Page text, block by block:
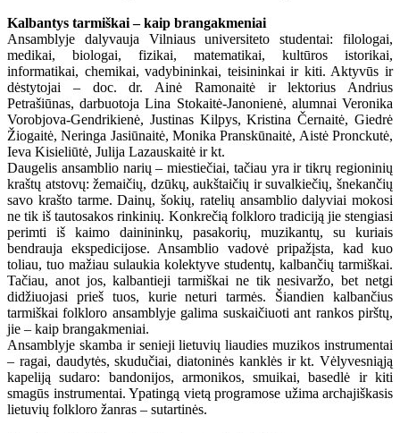
Kalbantys tarmiškai – kaip brangakmeniai
Ansamblyje dalyvauja Vilniaus universiteto studentai: filologai,
medikai, biologai, fizikai, matematikai, kultūros istorikai,
informatikai, chemikai, vadybininkai, teisininkai ir kiti. Aktyvūs ir
dėstytojai – doc. dr. Ainė Ramonaitė ir lektorius Andrius
Petrašiūnas, darbuotoja Lina Stokaitė-Janonienė, alumnai Veronika
Vorobjova-Gendrikienė, Justinas Kilpys, Kristina Černaitė, Giedrė
Žiogaitė, Neringa Jasiūnaitė, Monika Pranskūnaitė, Aistė Pronckutė,
Ieva Kisieliūtė, Julija Lazauskaitė ir kt.
Daugelis ansamblio narių – miestiečiai, tačiau yra ir tikrų regioninių
kraštų atstovų: žemaičių, dzūkų, aukštaičių ir suvalkiečių, šnekančių
savo krašto tarme. Dainų, šokių, ratelių ansamblio dalyviai mokosi
ne tik iš tautosakos rinkinių. Konkrečią folkloro tradiciją jie stengiasi
perimti iš kaimo dainininkų, pasakorių, muzikantų, su kuriais
bendrauja ekspedicijose. Ansamblio vadovė pripažįsta, kad kuo
toliau, tuo mažiau sulaukia kolektyve studentų, kalbančių tarmiškai.
Tačiau, anot jos, kalbantieji tarmiškai ne tik nesivaržo, bet netgi
didžiuojasi prieš tuos, kurie neturi tarmės. Šiandien kalbančius
tarmiškai folkloro ansamblyje galima suskaičiuoti ant rankos pirštų,
jie – kaip brangakmeniai.
Ansamblyje skamba ir senieji lietuvių liaudies muzikos instrumentai
– ragai, daudytės, skudučiai, diatoninės kanklės ir kt. Vėlyvesniąją
kapeliją sudaro: bandonijos, armonikos, smuikai, basedlė ir kiti
smagūs instrumentai. Ypatingą vietą programose užima archajiškasis
lietuvių folkloro žanras – sutartinės.